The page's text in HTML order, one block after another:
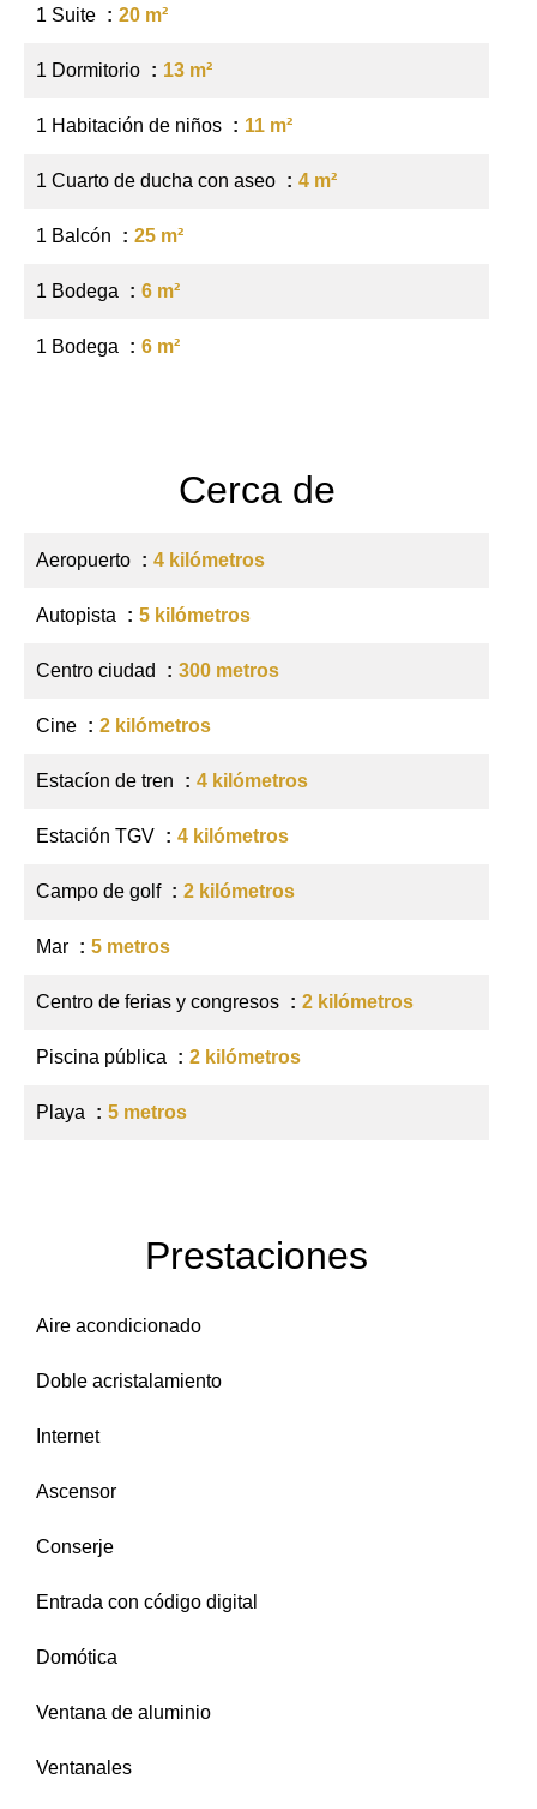
1 Suite 20 m²
1 Dormitorio 13 m²
1 Habitación de niños 11 m²
1 Cuarto de ducha con aseo 4 m²
1 Balcón 25 m²
1 Bodega 6 m²
1 Bodega 6 m²
Cerca de
Aeropuerto 4 kilómetros
Autopista 5 kilómetros
Centro ciudad 300 metros
Cine 2 kilómetros
Estacíon de tren 4 kilómetros
Estación TGV 4 kilómetros
Campo de golf 2 kilómetros
Mar 5 metros
Centro de ferias y congresos 2 kilómetros
Piscina pública 2 kilómetros
Playa 5 metros
Prestaciones
Aire acondicionado
Doble acristalamiento
Internet
Ascensor
Conserje
Entrada con código digital
Domótica
Ventana de aluminio
Ventanales